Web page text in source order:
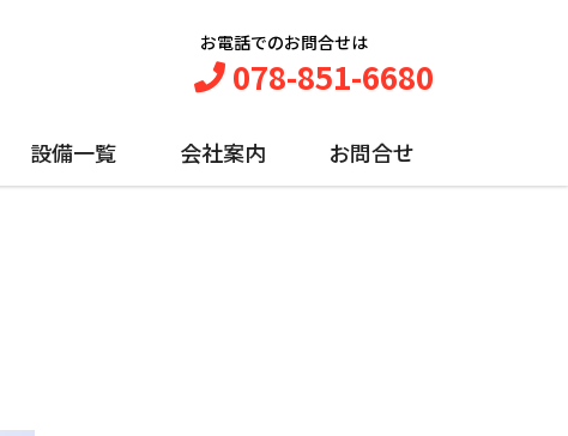
お電話でのお問合せは
078-851-6680
設備一覧 会社案内 お問合せ